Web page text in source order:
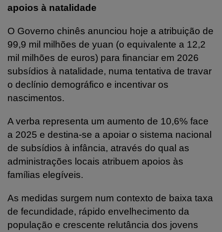
apoios à natalidade
O Governo chinês anunciou hoje a atribuição de
99,9 mil milhões de yuan (o equivalente a 12,2
mil milhões de euros) para financiar em 2026
subsídios à natalidade, numa tentativa de travar
o declínio demográfico e incentivar os
nascimentos.
A verba representa um aumento de 10,6% face
a 2025 e destina-se a apoiar o sistema nacional
de subsídios à infância, através do qual as
administrações locais atribuem apoios às
famílias elegíveis.
As medidas surgem num contexto de baixa taxa
de fecundidade, rápido envelhecimento da
população e crescente relutância dos jovens